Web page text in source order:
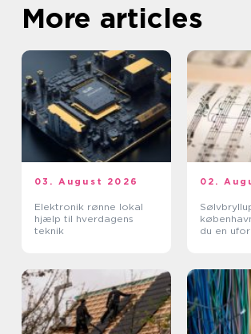
More articles
03. August 2026
Elektronik rønne lokal
hjælp til hverdagens
teknik
02.
københavn sådan
du en